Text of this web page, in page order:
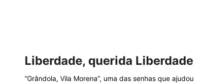
Liberdade, querida Liberdade
“Grândola, Vila Morena”, uma das senhas que ajudou